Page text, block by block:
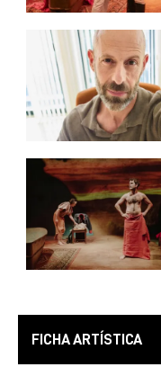
FICHA ARTÍSTICA